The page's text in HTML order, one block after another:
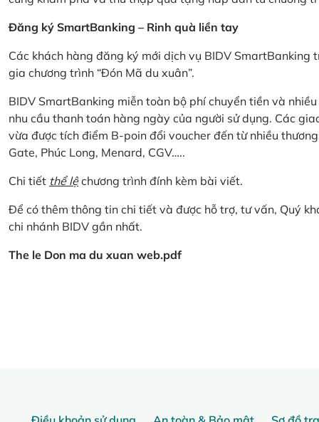
Đăng ký SmartBanking – Rinh quà liền tay
Các khách hàng đăng ký mới dịch vụ BIDV
gia chương trình “Đón Mã du xuân”.
BIDV SmartBanking miễn toàn bộ phí chuyển tiền và
nhu cầu thanh toán hàng ngày của người sử dụng. Các
vừa được tích điểm B-poin đổi voucher đến từ nhiều
Gate, Phúc Long, Menard, CGV…..
Chi tiết thể lệchương trình đính kèm bài viết.
Để có thêm thông tin chi tiết và được hỗ trợ, tư vấn, Quý
chi nhánh BIDV gần nhất.
The le Don ma du xuan web.pdf